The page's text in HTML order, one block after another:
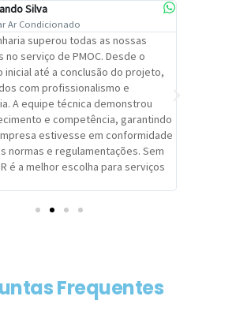
Silva
Ar Condicionado
superou todas as nossas
serviço de PMOC. Desde o
inicial até a conclusão do projeto,
com profissionalismo e
A equipe técnica demonstrou
e competência, garantindo
estivesse em conformidade
normas e regulamentações. Sem
é a melhor escolha para serviços
Frequentes